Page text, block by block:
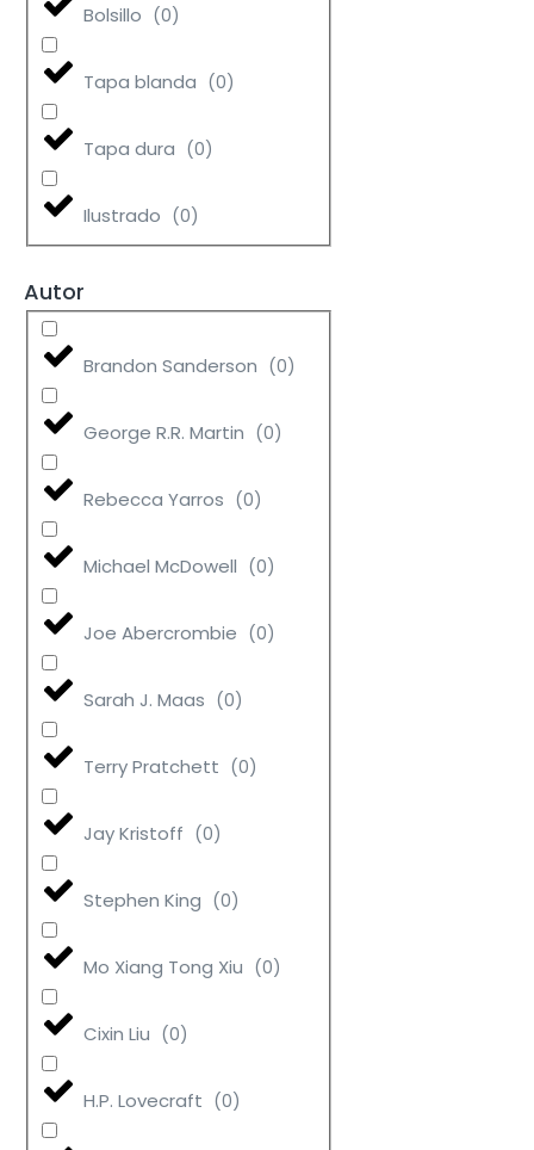
Bolsillo (0)
Tapa blanda (0)
Tapa dura (0)
Ilustrado (0)
Autor
Brandon Sanderson (0)
George R.R. Martin (0)
Rebecca Yarros (0)
Michael McDowell (0)
Joe Abercrombie (0)
Sarah J. Maas (0)
Terry Pratchett (0)
Jay Kristoff (0)
Stephen King (0)
Mo Xiang Tong Xiu (0)
Cixin Liu (0)
H.P. Lovecraft (0)